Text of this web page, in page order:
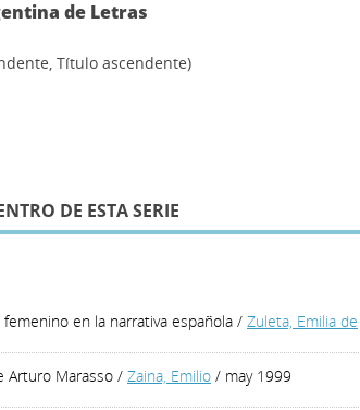
de Letras
Título ascendente)
DE ESTA SERIE
en la narrativa española / Zuleta, Emilia de
Arturo Marasso / Zaina, Emilio / may 1999